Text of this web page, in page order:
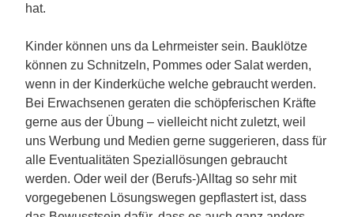
hat.
Kinder können uns da Lehrmeister sein. Bauklötze
können zu Schnitzeln, Pommes oder Salat werden,
wenn in der Kinderküche welche gebraucht werden.
Bei Erwachsenen geraten die schöpferischen Kräfte
gerne aus der Übung – vielleicht nicht zuletzt, weil
uns Werbung und Medien gerne suggerieren, dass für
alle Eventualitäten Speziallösungen gebraucht
werden. Oder weil der (Berufs-)Alltag so sehr mit
vorgegebenen Lösungswegen gepflastert ist, dass